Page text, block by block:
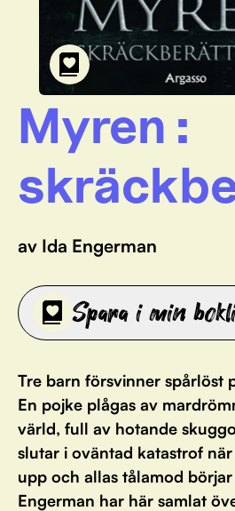
Myren :
av Ida Engerman
Spara i min
Tre barn försvinner spårlöst
En pojke plågas av
värld, full av hotande
slutar i oväntad katastrof
upp och allas tålamod
Engerman har här samlat